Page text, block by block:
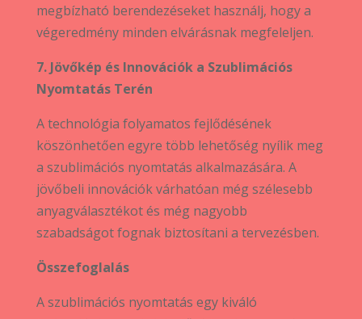
megbízható berendezéseket használj, hogy a
végeredmény minden elvárásnak megfeleljen.
7. Jövőkép és Innovációk a Szublimációs
Nyomtatás Terén
A technológia folyamatos fejlődésének
köszönhetően egyre több lehetőség nyílik meg
a szublimációs nyomtatás alkalmazására. A
jövőbeli innovációk várhatóan még szélesebb
anyagválasztékot és még nagyobb
szabadságot fognak biztosítani a tervezésben.
Összefoglalás
A szublimációs nyomtatás egy kiváló